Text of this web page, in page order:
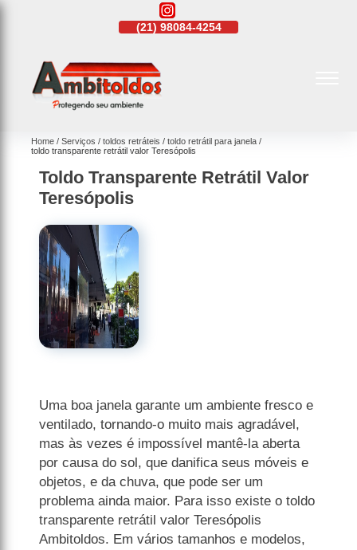
(21)98084-4254
Home Serviços toldos retráteis
toldo retrátil para janela
toldo transparente retrátil valor Teresópolis
Toldo Transparente Retrátil Valor
Teresópolis
Uma boa janela garante um ambiente fresco e
ventilado, tornando-o muito mais agradável,
mas às vezes é impossível mantê-la aberta
por causa do sol, que danifica seus móveis e
objetos, e da chuva, que pode ser um
problema ainda maior. Para isso existe o toldo
transparente retrátil valor Teresópolis
Ambitoldos. Em vários tamanhos e modelos,